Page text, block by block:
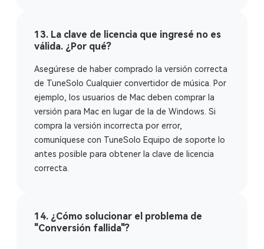
13. La clave de licencia que ingresé no es
válida. ¿Por qué?
Asegúrese de haber comprado la versión correcta
de TuneSolo Cualquier convertidor de música. Por
ejemplo, los usuarios de Mac deben comprar la
versión para Mac en lugar de la de Windows. Si
compra la versión incorrecta por error,
comuníquese con TuneSolo Equipo de soporte lo
antes posible para obtener la clave de licencia
correcta.
14. ¿Cómo solucionar el problema de
"Conversión fallida"?